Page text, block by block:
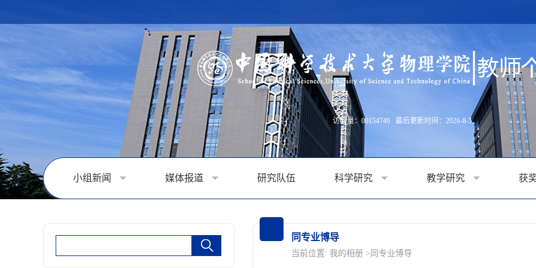
访问量： 00154749 最后更新时间： 2026-8-5
小组新闻 媒体报道 研究队伍 科学研究 教学研究 获
同专业博导
当前位置: 我的相册 >同专业博导